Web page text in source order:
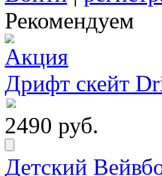
Рекомендуем
Дрифт скейт
2490 руб.
Детский